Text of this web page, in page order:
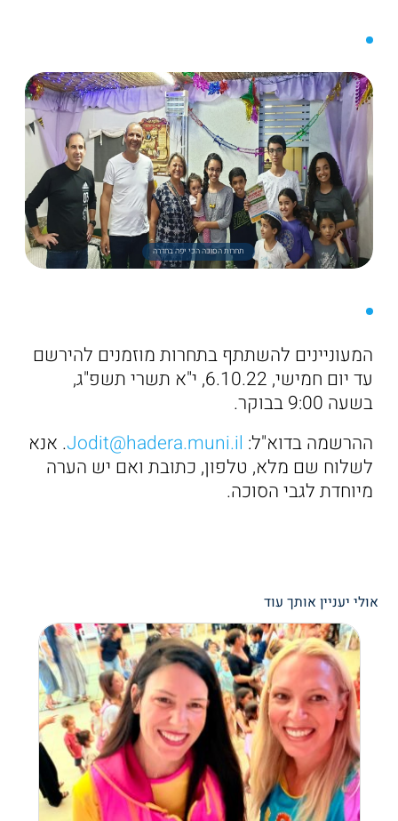
תחרות הסוכה הכי יפה בחדרה
המעוניינים להשתתף בתחרות מוזמנים להירשם
עד יום חמישי, 6.10.22, י"א תשרי תשפ"ג,
בשעה 9:00 בבוקר.
ההרשמה בדוא"ל: Jodit@hadera.muni.il. אנא
לשלוח שם מלא, טלפון, כתובת ואם יש הערה
מיוחדת לגבי הסוכה.
אולי יעניין אותך עוד